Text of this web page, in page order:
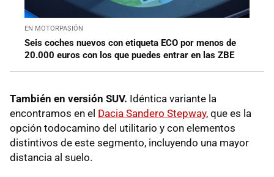
EN MOTORPASIÓN
Seis coches nuevos con etiqueta ECO por menos de
20.000 euros con los que puedes entrar en las ZBE
También en versión SUV. Idéntica variante la
encontramos en el Dacia Sandero Stepway, que es la
opción todocamino del utilitario y con elementos
distintivos de este segmento, incluyendo una mayor
distancia al suelo.